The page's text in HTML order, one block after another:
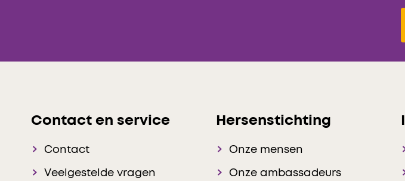
Contact en service
Contact
Veelgestelde vragen
Hersenstichting
Onze mensen
Onze ambassadeurs